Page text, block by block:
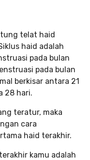
telat haid
haid adalah
pada bulan
pada bulan
berkisar antara 21
28 hari.
teratur, maka
cara
haid terakhir.
kamu adalah